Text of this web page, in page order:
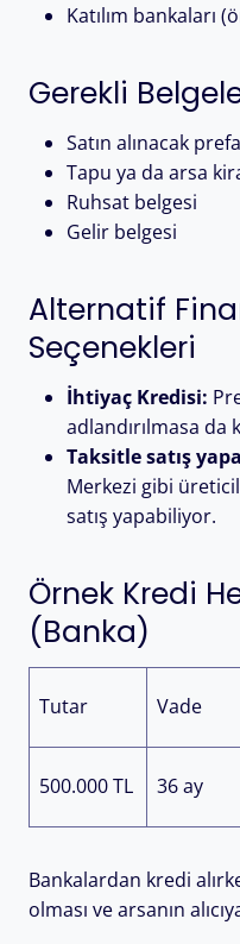
Katılım bankaları
Gerekli
Satın alınacak
Tapu ya da arsa
Ruhsat belgesi
Gelir belgesi
Alternatif
Seçenekleri
İhtiyaç Kredisi:
adlandırılmasa da
Taksitle satış
Merkezi gibi
satış yapabiliyor.
Örnek Kredi
(Banka)
Tutar Vade
500.000 TL 36 ay
Bankalardan kredi
olması ve arsanın